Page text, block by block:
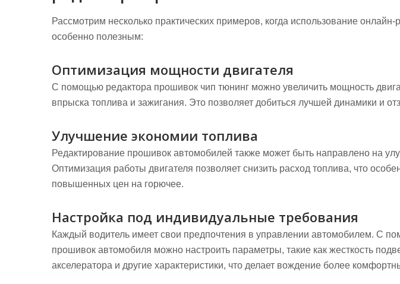
Рассмотрим несколько практических примеров, когда использование
особенно полезным:
Оптимизация мощности двигателя
С помощью редактора прошивок чип тюнинг можно увеличить мощность
впрыска топлива и зажигания. Это позволяет добиться лучшей динамики и
Улучшение экономии топлива
Редактирование прошивок автомобилей также может быть направлено на
Оптимизация работы двигателя позволяет снизить расход топлива, что
повышенных цен на горючее.
Настройка под индивидуальные требования
Каждый водитель имеет свои предпочтения в управлении автомобилем. С
прошивок автомобиля можно настроить параметры, такие как жесткость
акселератора и другие характеристики, что делает вождение более